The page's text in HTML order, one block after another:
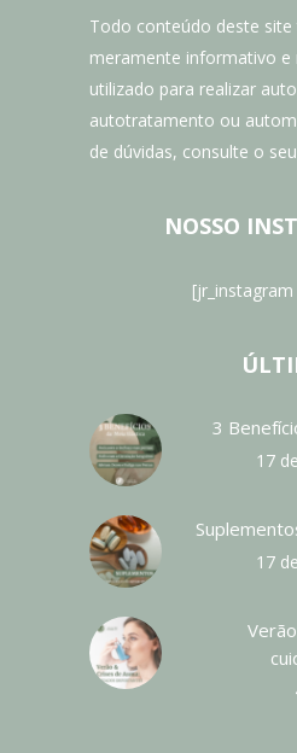
Todo conteúdo deste
meramente informativo e
utilizado para realizar
autotratamento ou
de dúvidas, consulte o
NOSSO
[jr_instagram
3
17
17